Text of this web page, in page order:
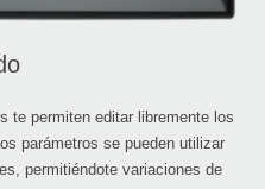
te permiten editar libremente los
parámetros se pueden utilizar
permitiéndote variaciones de